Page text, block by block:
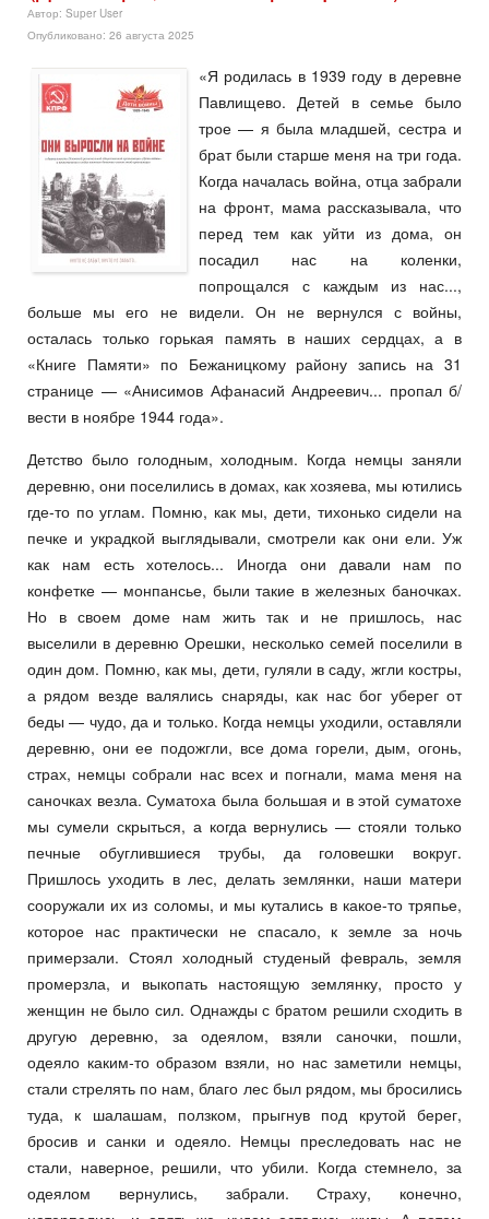
Автор: Super User
Опубликовано: 26 августа 2025
«Я родилась в 1939 году в деревне
Павлищево. Детей в семье было
трое — я была младшей, сестра и
брат были старше меня на три года.
Когда началась война, отца забрали
на фронт, мама рассказывала, что
перед тем как уйти из дома, он
посадил нас на коленки,
попрощался с каждым из нас...,
больше мы его не видели. Он не вернулся с войны,
осталась только горькая память в наших сердцах, а в
«Книге Памяти» по Бежаницкому району запись на 31
странице — «Анисимов Афанасий Андреевич... пропал б/
вести в ноябре 1944 года».
Детство было голодным, холодным. Когда немцы заняли
деревню, они поселились в домах, как хозяева, мы ютились
где-то по углам. Помню, как мы, дети, тихонько сидели на
печке и украдкой выглядывали, смотрели как они ели. Уж
как нам есть хотелось... Иногда они давали нам по
конфетке — монпансье, были такие в железных баночках.
Но в своем доме нам жить так и не пришлось, нас
выселили в деревню Орешки, несколько семей поселили в
один дом. Помню, как мы, дети, гуляли в саду, жгли костры,
а рядом везде валялись снаряды, как нас бог уберег от
беды — чудо, да и только. Когда немцы уходили, оставляли
деревню, они ее подожгли, все дома горели, дым, огонь,
страх, немцы собрали нас всех и погнали, мама меня на
саночках везла. Суматоха была большая и в этой суматохе
мы сумели скрыться, а когда вернулись — стояли только
печные обуглившиеся трубы, да головешки вокруг.
Пришлось уходить в лес, делать землянки, наши матери
сооружали их из соломы, и мы кутались в какое-то тряпье,
которое нас практически не спасало, к земле за ночь
примерзали. Стоял холодный студеный февраль, земля
промерзла, и выкопать настоящую землянку, просто у
женщин не было сил. Однажды с братом решили сходить в
другую деревню, за одеялом, взяли саночки, пошли,
одеяло каким-то образом взяли, но нас заметили немцы,
стали стрелять по нам, благо лес был рядом, мы бросились
туда, к шалашам, ползком, прыгнув под крутой берег,
бросив и санки и одеяло. Немцы преследовать нас не
стали, наверное, решили, что убили. Когда стемнело, за
одеялом вернулись, забрали. Страху, конечно,